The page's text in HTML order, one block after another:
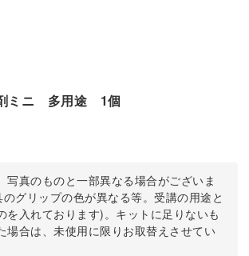
ミニ 多用途 1個
写真のものと一部異なる場合がございま
グリップの色が異なる等。受講の用途と
を入れております)。キットに足りないも
場合は、未使用に限りお取替えさせてい